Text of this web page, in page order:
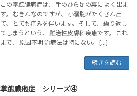
この掌蹠膿疱症は、 手のひら足の裏に よく出ま
す。 むきんなのですが、 小嚢胞がたくさん出
て、 とても痒みを伴います。 そして、 繰り返し
てしまうという、 難治性皮膚科疾患です。 これ
まで、 原因不明 治療法は特にない。 […]
続きを読む
掌蹠膿疱症 シリーズ④